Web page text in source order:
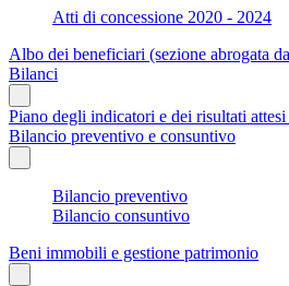
Atti di concessione 2020 - 2024
Albo dei beneficiari (sezione abrogata
Bilanci
Piano degli indicatori e dei risultati
Bilancio preventivo e consuntivo
Bilancio preventivo
Bilancio consuntivo
Beni immobili e gestione patrimonio